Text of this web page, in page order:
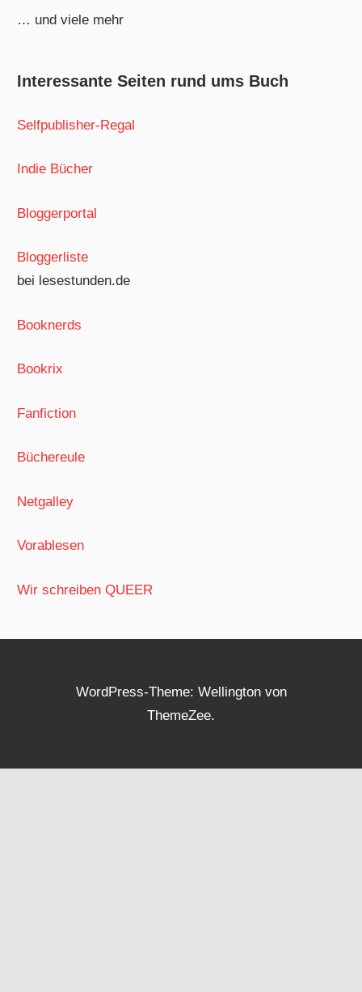
… und viele mehr
Interessante Seiten rund ums Buch
Selfpublisher-Regal
Indie Bücher
Bloggerportal
Bloggerliste
bei lesestunden.de
Booknerds
Bookrix
Fanfiction
Büchereule
Netgalley
Vorablesen
Wir schreiben QUEER
WordPress-Theme: Wellington von
ThemeZee.